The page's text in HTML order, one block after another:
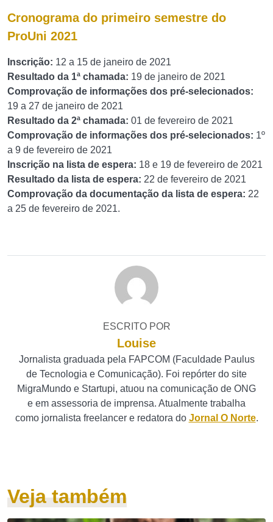
Cronograma do primeiro semestre do
ProUni 2021
Inscrição: 12 a 15 de janeiro de 2021
Resultado da 1ª chamada: 19 de janeiro de 2021
Comprovação de informações dos pré-selecionados:
19 a 27 de janeiro de 2021
Resultado da 2ª chamada: 01 de fevereiro de 2021
Comprovação de informações dos pré-selecionados: 1º
a 9 de fevereiro de 2021
Inscrição na lista de espera: 18 e 19 de fevereiro de 2021
Resultado da lista de espera: 22 de fevereiro de 2021
Comprovação da documentação da lista de espera: 22
a 25 de fevereiro de 2021.
ESCRITO POR
Louise
Jornalista graduada pela FAPCOM (Faculdade Paulus
de Tecnologia e Comunicação). Foi repórter do site
MigraMundo e Startupi, atuou na comunicação de ONG
e em assessoria de imprensa. Atualmente trabalha
como jornalista freelancer e redatora do Jornal O Norte.
Veja também